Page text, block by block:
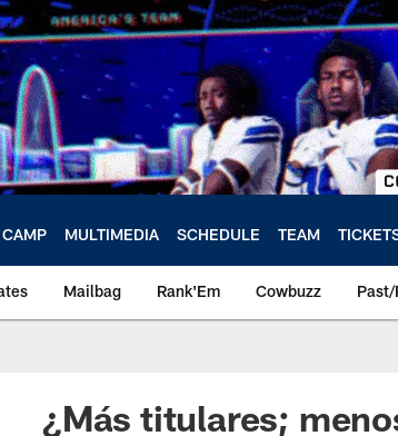
MULTIMEDIA SCHEDULE TEAM
Mailbag Rank'Em Cowbuzz
¿Más titulares;